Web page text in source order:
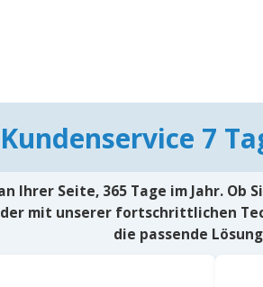
Kundenservice 7
Ihrer Seite, 365 Tage im Jahr.
mit unserer fortschrittlichen
die passende